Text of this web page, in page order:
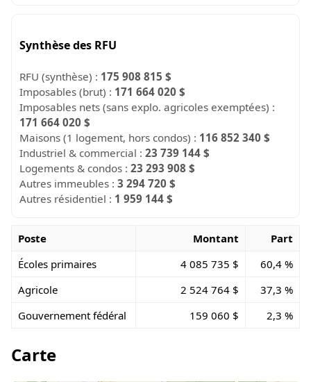
Synthèse des RFU
RFU (synthèse) : 175 908 815 $
Imposables (brut) : 171 664 020 $
Imposables nets (sans explo. agricoles exemptées) :
171 664 020 $
Maisons (1 logement, hors condos) : 116 852 340 $
Industriel & commercial :23 739 144 $
Logements & condos :23 293 908 $
Autres immeubles :3 294 720 $
Autres résidentiel : 1 959 144 $
Poste Montant
Part
Écoles primaires
4 085 735 $
60,4 %
Agricole
2 524 764 $
37,3 %
Gouvernement fédéral
159 060 $ 2,3 %
Carte